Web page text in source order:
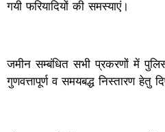
गयी फरियादियों की समस्याएं।
जमीन सम्बंधित सभी प्रकरणों में
गुणवत्तापूर्ण व समयबद्ध निस्तारण हेतु